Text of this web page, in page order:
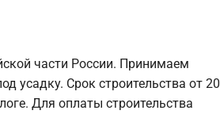
части России. Принимаем
усадку. Срок строительства от 20
Для оплаты строительства